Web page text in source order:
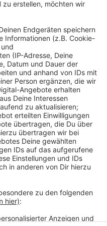
anrufen, manche
zu arbeiten. Die
am Telefon oder an
keine persönlichen
so einen Anruf
und der
15:16